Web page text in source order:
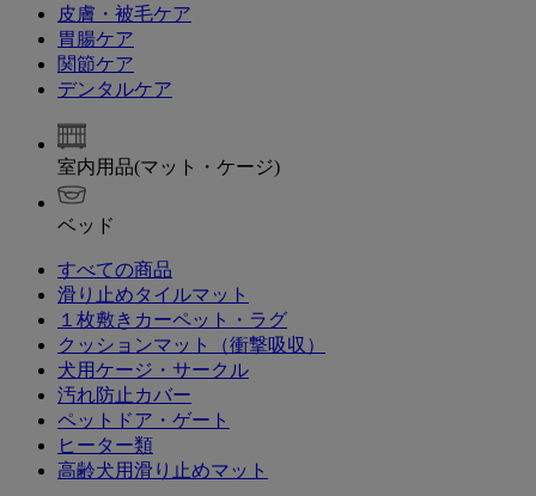
皮膚・被毛ケア
胃腸ケア
関節ケア
デンタルケア
室内用品(マット・ケージ)
ベッド
すべての商品
滑り止めタイルマット
１枚敷きカーペット・ラグ
クッションマット（衝撃吸収）
犬用ケージ・サークル
汚れ防止カバー
ペットドア・ゲート
ヒーター類
高齢犬用滑り止めマット